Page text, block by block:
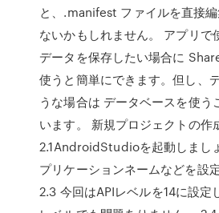
と、.manifest ファイルを直接
ないかもしれません。 アプリで
データを保存したい場合に
使うと簡単にできます。但し、
うな場合は データベースを使う
います。 新規プロジェクトの作
2.1AndroidStudioを起動しまし
プリケーションネームなどを設
2.3 今回はAPIレベルを14に設